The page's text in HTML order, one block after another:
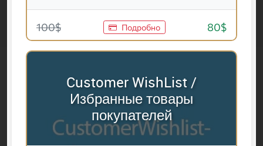
100$ Подробно 80$
Customer WishList /
Избранные товары
покупателей